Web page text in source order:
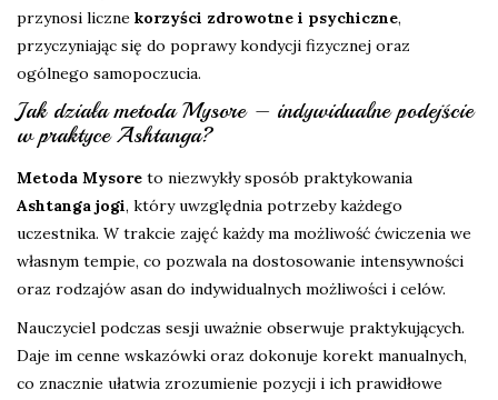
przynosi liczne korzyści zdrowotne i psychiczne,
przyczyniając się do poprawy kondycji fizycznej oraz
ogólnego samopoczucia.
Jak działa metoda Mysore – indywidualne podejście
w praktyce Ashtanga?
Metoda Mysore to niezwykły sposób praktykowania
Ashtanga jogi, który uwzględnia potrzeby każdego
uczestnika. W trakcie zajęć każdy ma możliwość ćwiczenia we
własnym tempie, co pozwala na dostosowanie intensywności
oraz rodzajów asan do indywidualnych możliwości i celów.
Nauczyciel podczas sesji uważnie obserwuje praktykujących.
Daje im cenne wskazówki oraz dokonuje korekt manualnych,
co znacznie ułatwia zrozumienie pozycji i ich prawidłowe